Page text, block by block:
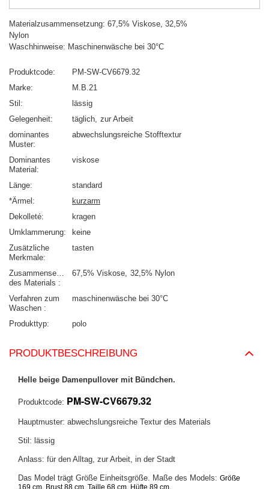
Materialzusammensetzung: 67,5% Viskose, 32,5%
Nylon
Waschhinweise: Maschinenwäsche bei 30°C
Produktcode
PM-SW-CV6679.32
Marke
M.B.21
Stil
lässig
Gelegenheit
täglich zur Arbeit
dominantes
Muster
abwechslungsreiche Stofftextur
Dominantes
Material
viskose
Länge
standard
*Ärmel
kurzarm
Dekolleté
kragen
Umklammerung
keine
Zusätzliche
Merkmale
tasten
Zusammensetzung
des Materials
67,5% Viskose 32,5% Nylon
Verfahren zum
Waschen
maschinenwäsche bei 30°C
Produkttyp polo
PRODUKTBESCHREIBUNG
Helle beige Damenpullover mit Bündchen.
Produktcode: PM-SW-CV6679.32
Hauptmuster: abwechslungsreiche Textur des Materials
Stil: lässig
Anlass: für den Alltag, zur Arbeit, in der Stadt
Das Model trägt Größe Einheitsgröße. Maße des Models: Größe
169 cm, Brust 88 cm, Taille 68 cm, Hüfte 89 cm